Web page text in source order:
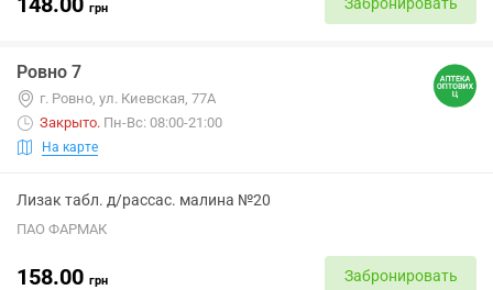
грн
Ровно 7
г. Ровно, ул. Киевская, 77А
Закрыто. Пн-Вс: 08:00-21:00
На карте
Лизак табл. д/рассас. малина №20
ПАО ФАРМАК
158.00 грн Забронировать